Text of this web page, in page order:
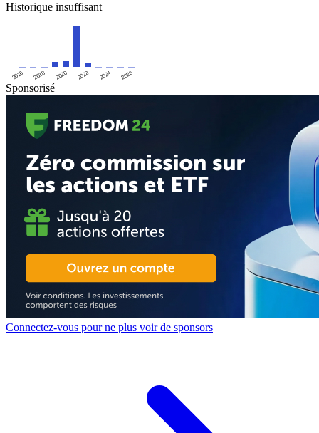
Historique insuffisant
2016 2018 2020 2022 2024 2026
Sponsorisé
Connectez-vous pour ne plus voir de sponsors